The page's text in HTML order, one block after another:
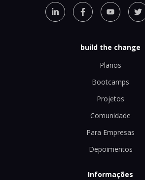
build the change
Planos
Bootcamps
Projetos
Comunidade
Para Empresas
Depoimentos
Informações